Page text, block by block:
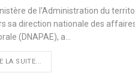
de l'Administration du
sa direction nationale des
(DNAPAE), a…
LA SUITE...